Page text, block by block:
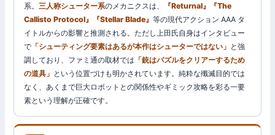
系。 三人称シューター系のメカニクスは、
『Returnal』『The
Callisto Protocol』『Stellar Blade』等の現代アクション AAA タ
イトルからの影響と推測される。ただし上田氏自身はインタビュー
で 「シューティング要素はあるが本作はシューターではない」 と強
調しており、ファミ通の取材では 「銃はパズルをクリアーするため
の道具」 という位置づけも明かされています。純粋な殲滅目的では
なく、あくまで巨大ロボットとの関係性やギミック攻略を彩る一要
素という理解が正確です。